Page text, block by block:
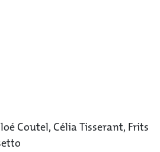
Coutel, Célia Tisserant, Frits